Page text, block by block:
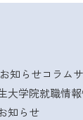
お知らせコラム
大学院就職情報
知らせ